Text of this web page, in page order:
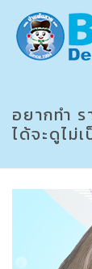
อยากทำ
ได้จะดูไม่